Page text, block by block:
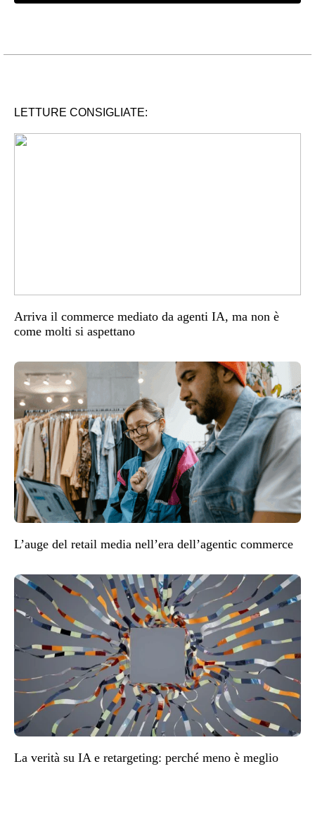
LETTURE CONSIGLIATE:
Arriva il commerce mediato da agenti IA, ma non è
come molti si aspettano
L’auge del retail media nell’era dell’agentic commerce
La verità su IA e retargeting: perché meno è meglio